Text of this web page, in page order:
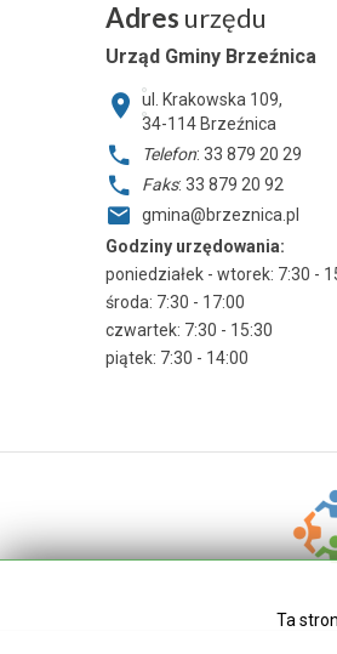
Adres urzędu
Urząd Gminy Brzeźnica
ul. Krakowska 109,
34-114 Brzeźnica
Telefon: 33 879 20 29
Faks: 33 879 20 92
gmina@brzeznica.pl
Godziny urzędowania:
poniedziałek - wtorek: 7:30 -
środa: 7:30 - 17:00
czwartek: 7:30 - 15:30
piątek: 7:30 - 14:00
Ta